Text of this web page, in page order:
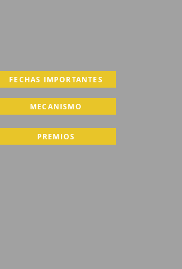
FECHAS IMPORTANTES
MECANISMO
PREMIOS